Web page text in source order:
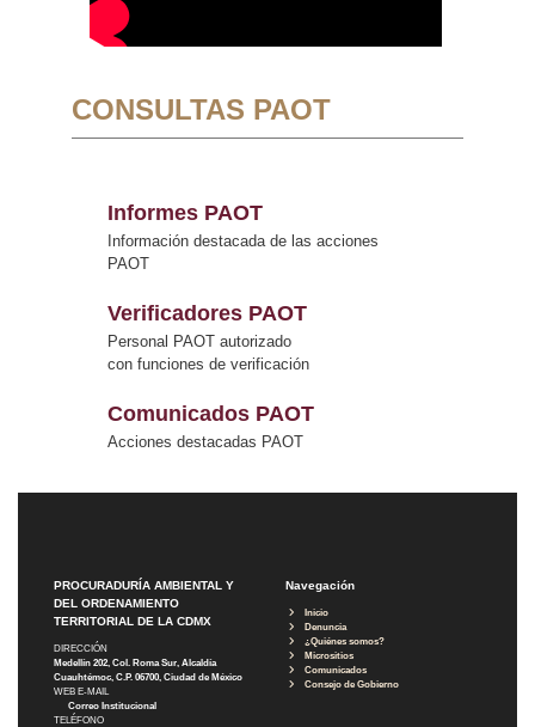
CONSULTAS PAOT
Informes PAOT
Información destacada de las acciones
PAOT
Verificadores PAOT
Personal PAOT autorizado
con funciones de verificación
Comunicados PAOT
Acciones destacadas PAOT
PROCURADURÍA AMBIENTAL Y
DEL ORDENAMIENTO
TERRITORIAL DE LA CDMX
DIRECCIÓN
Medellín 202, Col. Roma Sur, Alcaldía
Cuauhtémoc, C.P. 06700, Ciudad de México
WEB E-MAIL
Correo Institucional
TELÉFONO
Navegación
Inicio
Denuncia
¿Quiénes somos?
Micrositios
Comunicados
Consejo de Gobierno